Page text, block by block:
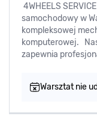
4WHEELS
samochodowy w
kompleksowej
komputerowej.
zapewnia
Warsztat nie